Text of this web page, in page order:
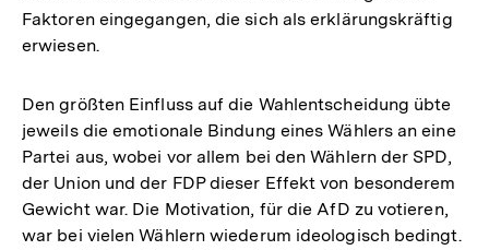
Faktoren eingegangen, die sich als erklärungskräftig
erwiesen.
Den größten Einfluss auf die Wahlentscheidung übte
jeweils die emotionale Bindung eines Wählers an eine
Partei aus, wobei vor allem bei den Wählern der SPD,
der Union und der FDP dieser Effekt von besonderem
Gewicht war. Die Motivation, für die AfD zu votieren,
war bei vielen Wählern wiederum ideologisch bedingt.